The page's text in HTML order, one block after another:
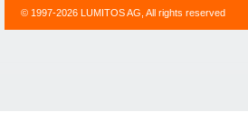
© 1997-2026 LUMITOS AG, All rights reserved